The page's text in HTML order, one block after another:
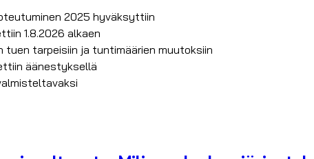
2025 hyväksyttiin
1.8.2026 alkaen
tarpeisiin ja tuntimäärien muutoksiin
äänestyksellä